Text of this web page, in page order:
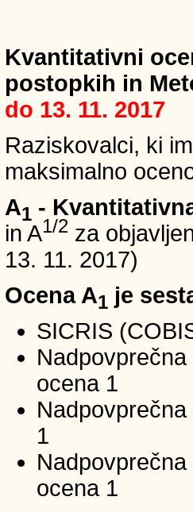
Kvantitativni
postopkih in
do 13. 11. 2017
Raziskovalci, ki
maksimalno
A1 -
in A1/2 za
13. 11. 2017)
Ocena A1 je
SICRIS
ocena 1
1
ocena 1